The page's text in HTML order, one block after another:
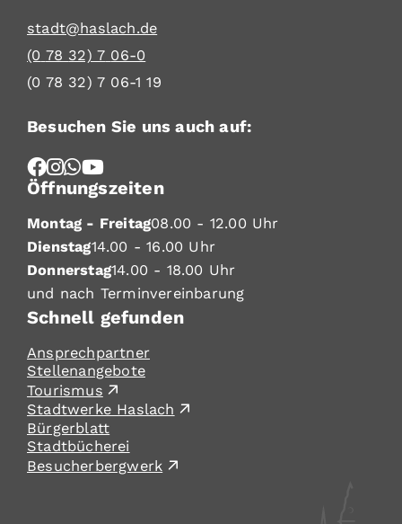
stadt@haslach.de
(0 78 32) 7 06-0
(0 78 32) 7 06-1 19
Besuchen Sie uns auch auf:
Öffnungszeiten
Montag - Freitag08.00 - 12.00 Uhr
Dienstag14.00 - 16.00 Uhr
Donnerstag14.00 - 18.00 Uhr
und nach Terminvereinbarung
Schnell gefunden
Ansprechpartner
Stellenangebote
Tourismus
Stadtwerke Haslach
Bürgerblatt
Stadtbücherei
Besucherbergwerk